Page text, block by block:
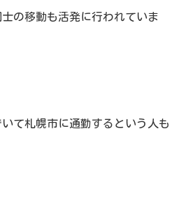
の移動も活発に行われていま
て札幌市に通勤するという人も